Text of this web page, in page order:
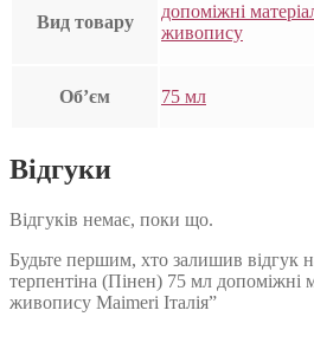
Вид товару
допоміжні
живопису
Об’єм 75 мл
Відгуки
Відгуків немає, поки що.
Будьте першим, хто залишив відгук
терпентіна (Пінен) 75 мл допоміжні
живопису Maimeri Італія”